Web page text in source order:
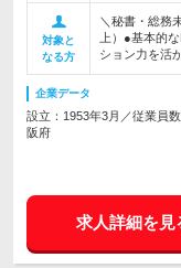
対象と
なる方
＼秘書・総務
上）●基本的
ション力を活
企業データ
設立：1953年3月／従業員
阪府
求人詳細を見